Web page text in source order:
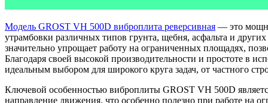
Модель GROST VH 500D виброплита реверсивная — это
утрамбовки различных типов грунта, щебня, асфальта и
значительно упрощает работу на ограниченных площадях,
Благодаря своей высокой производительности и простоте в
идеальным выбором для широкого круга задач, от частного
Ключевой особенностью виброплиты GROST VH 500D
направление движения, что особенно полезно при работе на